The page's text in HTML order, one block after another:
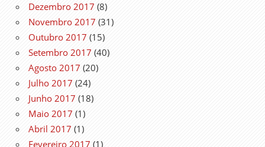
Dezembro 2017 (8)
Novembro 2017 (31)
Outubro 2017 (15)
Setembro 2017 (40)
Agosto 2017 (20)
Julho 2017 (24)
Junho 2017 (18)
Maio 2017 (1)
Abril 2017 (1)
Fevereiro 2017 (1)